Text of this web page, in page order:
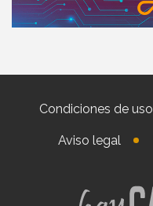
Condiciones de uso
Aviso legal